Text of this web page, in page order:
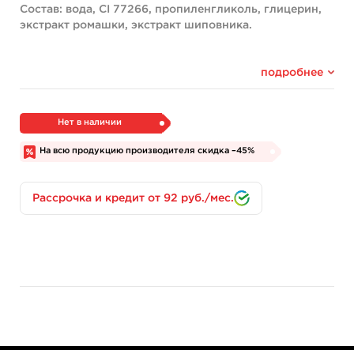
Состав: вода, CI 77266, пропиленгликоль, глицерин,
экстракт ромашки, экстракт шиповника.
подробнее
Нет в наличии
На всю продукцию производителя скидка –45%
Рассрочка и кредит от 92 руб./мес.